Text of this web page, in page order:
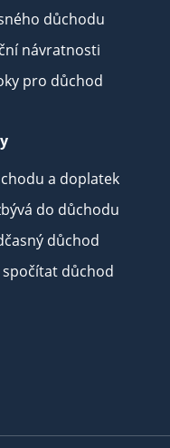
důchodu
návratnosti
pro důchod
a doplatek
do důchodu
důchod
spočítat důchod